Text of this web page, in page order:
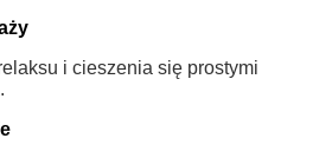
i cieszenia się prostymi